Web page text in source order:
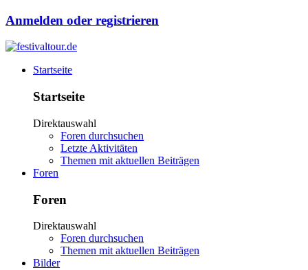
Anmelden oder registrieren
Startseite
Startseite
Direktauswahl
Foren durchsuchen
Letzte Aktivitäten
Themen mit aktuellen Beiträgen
Foren
Foren
Direktauswahl
Foren durchsuchen
Themen mit aktuellen Beiträgen
Bilder